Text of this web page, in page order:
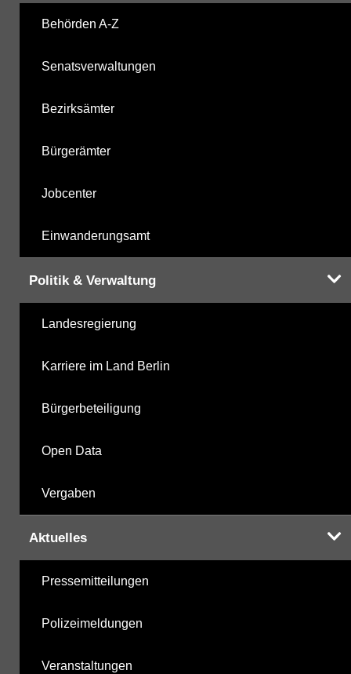
Behörden A-Z
Senatsverwaltungen
Bezirksämter
Bürgerämter
Jobcenter
Einwanderungsamt
Politik & Verwaltung
Landesregierung
Karriere im Land Berlin
Bürgerbeteiligung
Open Data
Vergaben
Aktuelles
Pressemitteilungen
Polizeimeldungen
Veranstaltungen